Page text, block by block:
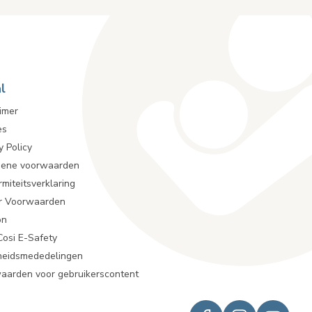
Policy
voorwaarden
Voorwaarden
E-Safety
voor gebruikerscontent